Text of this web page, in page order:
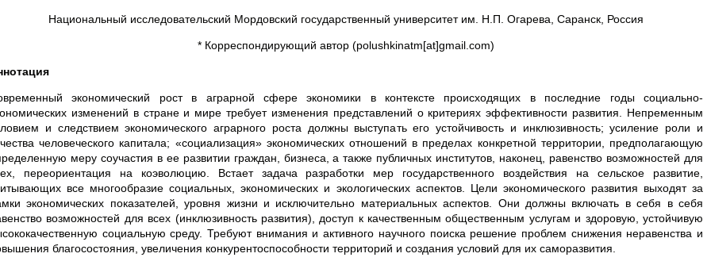
Национальный исследовательский Мордовский государственный университет им. Н.П. Огарева, Саранск, Россия
* Корреспондирующий автор (polushkinatm[at]gmail.com)
экономический рост в аграрной сфере экономики в контексте происходящих в последние годы социально-
изменений в стране и мире требует изменения представлений о критериях эффективности развития. Непременным
и следствием экономического аграрного роста должны выступать его устойчивость и инклюзивность; усиление роли и
человеческого капитала; «социализация» экономических отношений в пределах конкретной территории, предполагающую
меру соучастия в ее развитии граждан, бизнеса, а также публичных институтов, наконец, равенство возможностей для
переориентация на коэволюцию. Встает задача разработки мер государственного воздействия на сельское развитие,
все многообразие социальных, экономических и экологических аспектов. Цели экономического развития выходят за
экономических показателей, уровня жизни и исключительно материальных аспектов. Они должны включать в себя в себя
возможностей для всех (инклюзивность развития), доступ к качественным общественным услугам и здоровую, устойчивую
социальную среду. Требуют внимания и активного научного поиска решение проблем снижения неравенства и
благосостояния, увеличения конкурентоспособности территорий и создания условий для их саморазвития.